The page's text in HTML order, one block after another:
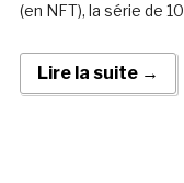
(en NFT), la série de
Lire la suite →